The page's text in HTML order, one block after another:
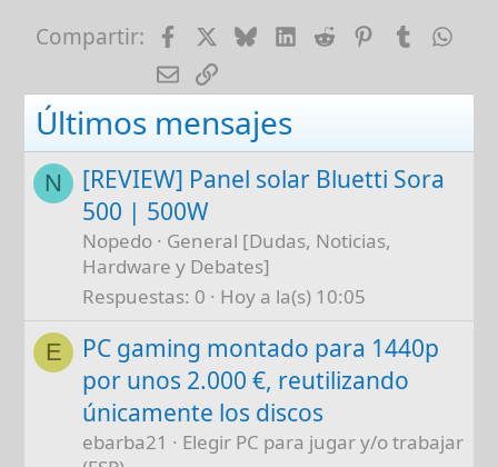
Compartir: FacebookBlueskyLinkedIn
RedditPinterest
Tumblr
E-mailEnlace
Últimos mensajes
N
[REVIEW] Panel solar Bluetti Sora
500 | 500W
Nopedo
General [Dudas, Noticias,
Hardware y Debates]
Respuestas 0 Hoy a la(s) 10:05
E
PC gaming montado para 1440p
por unos 2.000 €, reutilizando
únicamente los discos
ebarba21
Elegir PC para jugar y/o trabajar